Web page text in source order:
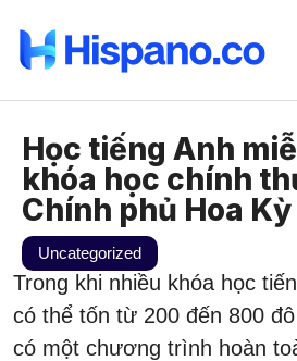
Học tiếng Anh
khóa học chính
Chính phủ Hoa Kỳ
Uncategorized
Trong khi nhiều khóa học
có thể tốn từ 200 đến 800
có một chương trình hoàn